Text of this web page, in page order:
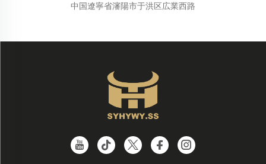
中国遼寧省瀋陽市于洪区広業西路